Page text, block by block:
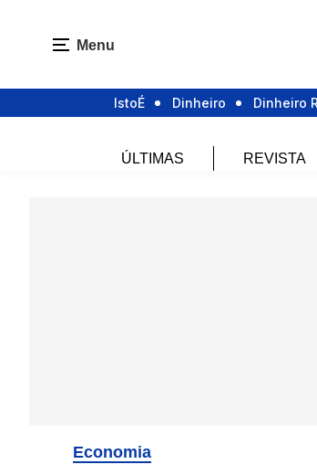
Menu
IstoÉ Dinheiro Dinheiro
ÚLTIMAS REVISTA
Economia